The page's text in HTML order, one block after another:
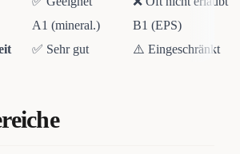
A1 (mineral.)
B1 (EPS)
✅ Sehr gut ⚠️ Eingeschränkt